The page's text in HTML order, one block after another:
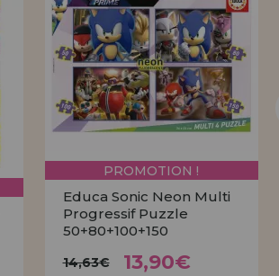
PROMOTION !
Educa Sonic Neon Multi
Progressif Puzzle
50+80+100+150
14,63€ 13,90€